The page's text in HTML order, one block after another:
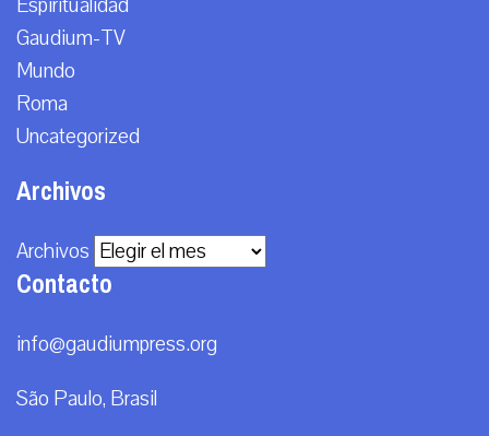
Gaudium-TV
Mundo
Roma
Uncategorized
Archivos
Archivos
Contacto
info@gaudiumpress.org
São Paulo, Brasil